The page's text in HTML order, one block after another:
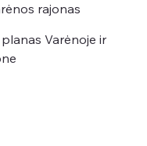
rajonas
Varėnoje ir